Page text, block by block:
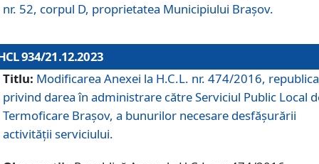
nr. 52, corpul D, proprietatea Municipiului Brașov.
934/21.12.2023
Titlu: Modificarea Anexei la H.C.L. nr. 474/2016,
privind darea în administrare către Serviciul Public Local
Termoficare Braşov, a bunurilor necesare desfăşurării
activităţii serviciului.